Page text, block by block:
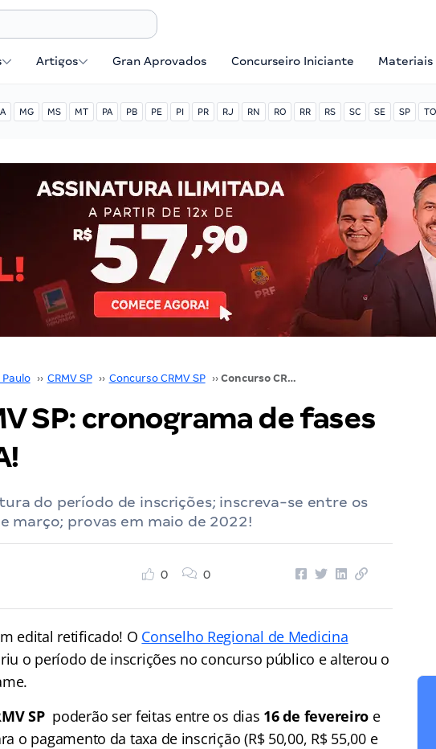
Artigos Gran Aprovados Concurseiro Iniciante
MG MS MT PA PB PE PI PR RJ RN RO RR RS SC SE SP TO
Paulo ›› CRMV SP ›› Concurso CRMV SP ›› Concurso CRMV SP: cronograma de fases alterado; VEJA!
SP: cronograma de fases
do período de inscrições; inscreva-se entre os
março; provas em maio de 2022!
0 0
edital retificado! O Conselho Regional de Medicina
o período de inscrições no concurso público e alterou o
SPpoderão ser feitas entre os dias 16 de fevereiro e
o pagamento da taxa de inscrição (R$ 50,00, R$ 55,00 e